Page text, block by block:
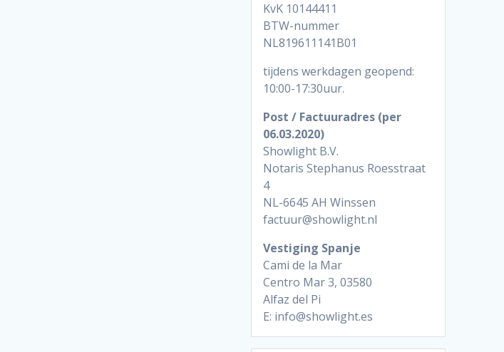
KvK 10144411
BTW-nummer
NL819611141B01
tijdens werkdagen geopend:
10:00-17:30uur.
Post / Factuuradres (per
06.03.2020)
Showlight B.V.
Notaris Stephanus Roesstraat
4
NL-6645 AH Winssen
factuur@showlight.nl
Vestiging Spanje
Cami de la Mar
Centro Mar 3, 03580
Alfaz del Pi
E: info@showlight.es